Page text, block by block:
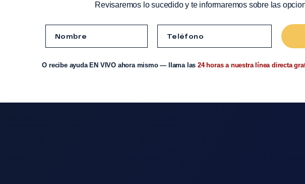
Revisaremos lo sucedido y te informaremos sobre las
O recibe ayuda EN VIVO ahora mismo — llama las24 horas a nuestra línea directa